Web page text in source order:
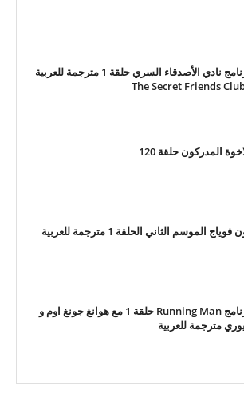
برنامج نادي الأصدقاء السري حلقة 1 مترجمة للعربية
المدركون حلقة 120
فوياج الموسم الثاني الحلقة 1 مترجمة للعربية
برنامج Running Man حلقة 1 مع هوانغ جونغ اوم و
مترجمة للعربية